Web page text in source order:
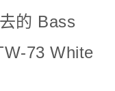
的 Bass
73 White